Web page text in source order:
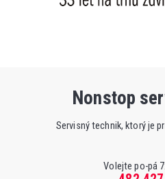
Nonstop
Servisný technik, ktorý je
Volejte po-pá